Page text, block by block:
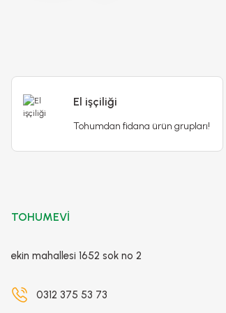
El işçiliği
Tohumdan fidana ürün grupları!
TOHUMEVİ
ekin mahallesi 1652 sok no 2
0312 375 53 73